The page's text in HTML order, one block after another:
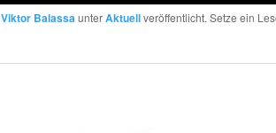
Viktor Balassa unterAktuellveröffentlicht. Setze ein